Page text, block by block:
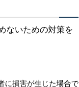
ないための対策を
に損害が生じた場合で